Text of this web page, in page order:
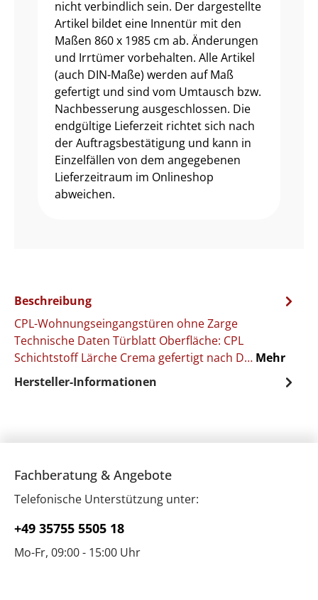
nicht verbindlich sein. Der dargestellte
Artikel bildet eine Innentür mit den
Maßen 860 x 1985 cm ab. Änderungen
und Irrtümer vorbehalten. Alle Artikel
(auch DIN-Maße) werden auf Maß
gefertigt und sind vom Umtausch bzw.
Nachbesserung ausgeschlossen. Die
endgültige Lieferzeit richtet sich nach
der Auftragsbestätigung und kann in
Einzelfällen von dem angegebenen
Lieferzeitraum im Onlineshop
abweichen.
Beschreibung
CPL-Wohnungseingangstüren ohne Zarge
Technische Daten Türblatt Oberfläche: CPL
Schichtstoff Lärche Crema gefertigt nach D… Mehr
Hersteller-Informationen
Fachberatung & Angebote
Telefonische Unterstützung unter:
+49 35755 5505 18
Mo-Fr, 09:00 - 15:00 Uhr